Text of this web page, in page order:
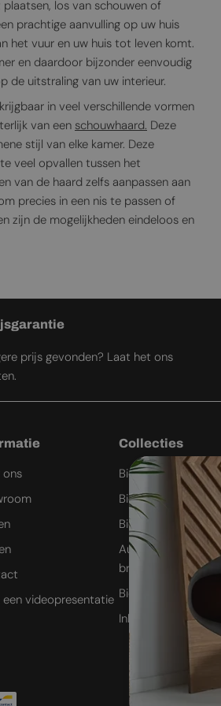
los van schouwen of
prachtige aanvulling op uw huis
het vuur en uw huis tot leven komt.
en daardoor bijzonder eenvoudig
de uitstraling van uw interieur.
in veel verschillende vormen
van een schouwhaard. Deze
stijl van elke kamer. Deze
veel opvallen tussen het
van de haard zelfs aanpassen aan
precies in een nis te passen of
zijn de mogelijkheden eindeloos en
prijs gevonden? Laat het ons
ons
een videopresentatie
Collecties
Bio-ethanol
Bio-ethanol
Bio-ethanol kachel
Automatische bio-
brander
Bio-ethanol
Inbouw bio-